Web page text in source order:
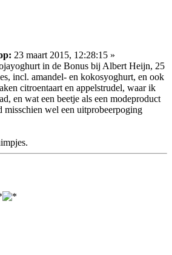
23 maart 2015, 12:28:15 »
in de Bonus bij Albert Heijn, 25
incl. amandel- en kokosyoghurt, en ook
citroentaart en appelstrudel, waar ik
en wat een beetje als een modeproduct
wel een uitprobeerpoging